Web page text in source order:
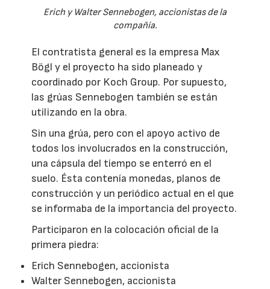
Erich y Walter Sennebogen, accionistas de la
compañía.
El contratista general es la empresa Max
Bögl y el proyecto ha sido planeado y
coordinado por Koch Group. Por supuesto,
las grúas Sennebogen también se están
utilizando en la obra.
Sin una grúa, pero con el apoyo activo de
todos los involucrados en la construcción,
una cápsula del tiempo se enterró en el
suelo. Ésta contenía monedas, planos de
construcción y un periódico actual en el que
se informaba de la importancia del proyecto.
Participaron en la colocación oficial de la
primera piedra:
Erich Sennebogen, accionista
Walter Sennebogen, accionista